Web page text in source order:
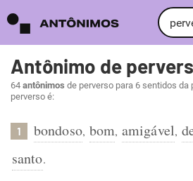
Antônimo de
64 antônimos de perverso para 6 sentidos da
perverso é:
1 bondoso, bom, amigável,
santo.